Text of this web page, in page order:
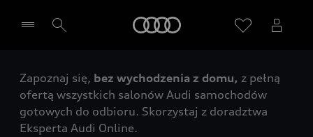
Wybierz Twojego Partnera Audi
Zapoznaj się, bez wychodzenia z domu, z pełną
ofertą wszystkich salonów Audi samochodów
gotowych do odbioru. Skorzystaj z doradztwa
Eksperta Audi Online.